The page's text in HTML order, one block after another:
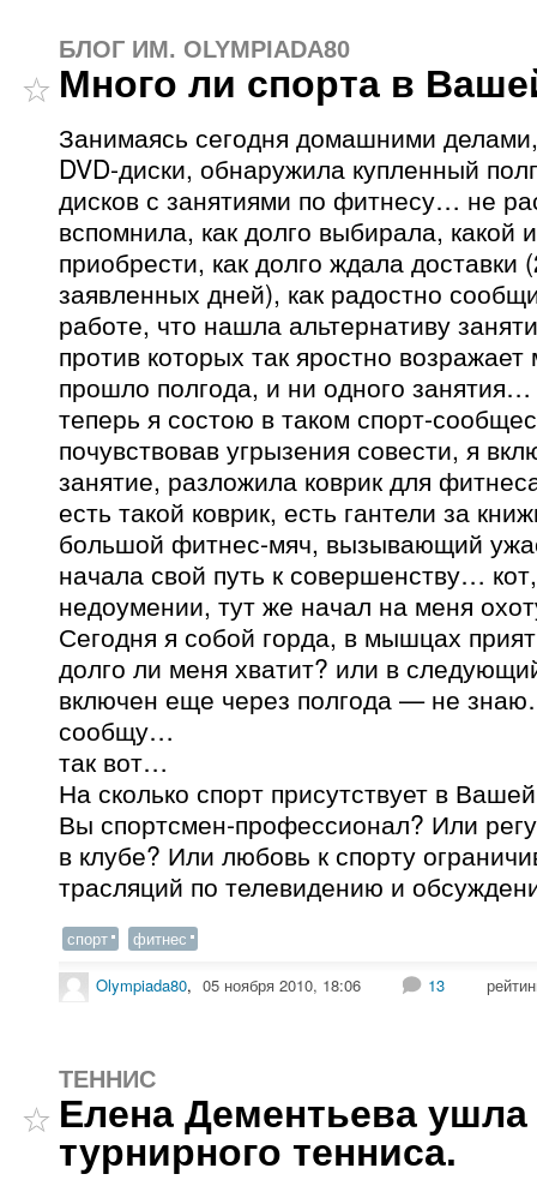
БЛОГ ИМ. OLYMPIADA80
Много ли спорта в
Занимаясь сегодня домашними
DVD-диски, обнаружила купленный
дисков с занятиями по фитнесу… не
вспомнила, как долго выбирала, какой
приобрести, как долго ждала доставки
заявленных дней), как радостно
работе, что нашла альтернативу
против которых так яростно
прошло полгода, и ни одного
теперь я состою в таком спорт-
почувствовав угрызения совести, я
занятие, разложила коврик для
есть такой коврик, есть гантели за
большой фитнес-мяч, вызывающий
начала свой путь к совершенству…
недоумении, тут же начал на меня
Сегодня я собой горда, в мышцах
долго ли меня хватит? или в
включен еще через полгода — не
сообщу…
так вот…
На сколько спорт присутствует в
Вы спортсмен-профессионал? Или
в клубе? Или любовь к спорту
трасляций по телевидению и
спорт фитнес
Olympiada80, 05 ноября 2010, 18:06 13
ТЕННИС
Елена Дементьева ушла
турнирного тенниса.